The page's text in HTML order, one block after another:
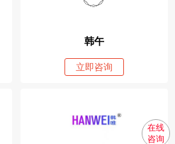
韩午
立即咨询
在线
咨询